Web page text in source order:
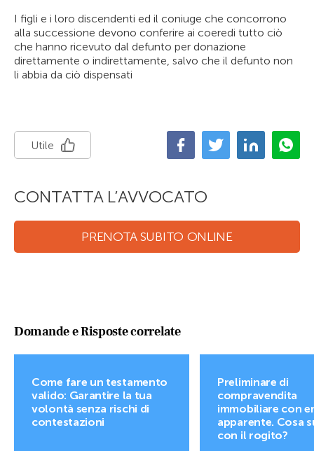
I figli e i loro discendenti ed il coniuge che concorrono
alla successione devono conferire ai coeredi tutto ciò
che hanno ricevuto dal defunto per donazione
direttamente o indirettamente, salvo che il defunto non
li abbia da ciò dispensati
Utile
CONTATTA L’AVVOCATO
PRENOTA SUBITO ONLINE
Domande e Risposte correlate
Come fare un testamento
valido: Garantire la tua
volontà senza rischi di
contestazioni
Preliminare di
compravendita
immobiliare con
apparente. Cosa
con il rogito?